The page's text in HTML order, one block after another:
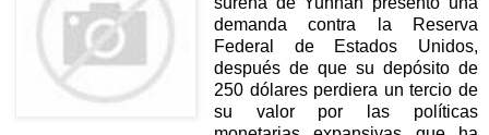
demanda contra la Reserva
Federal de Estados Unidos,
después de que su depósito de
250 dólares perdiera un tercio de
su valor por las políticas